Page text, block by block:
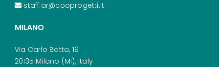
staff.ar@cooprogetti.it
MILANO
Via Carlo Botta, 19
20135 Milano (MI), Italy